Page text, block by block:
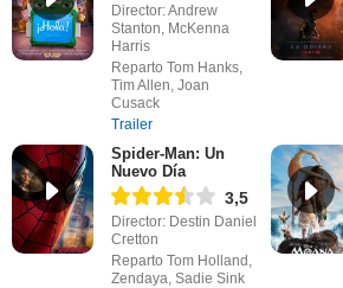
Director: Andrew
Stanton, McKenna
Harris
Reparto Tom Hanks,
Tim Allen, Joan
Cusack
Trailer
Spider-Man: Un
Nuevo Día
3,5
Director: Destin Daniel
Cretton
Reparto Tom Holland,
Zendaya, Sadie Sink